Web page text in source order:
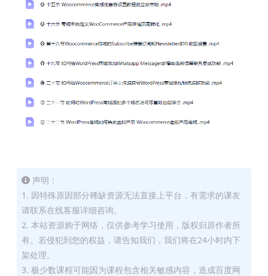
声明：
1. 因特殊原因部分稀缺资源无法直接上平台，有需求的课友
请联系在线客服详细咨询。
2. 本站资源购于网络，仅供参考学习使用，版权归原作者所
有。若侵犯到您的权益，请告知我们，我们将在24小时内下
架处理。
3. 极少数课程可能因为课程包含相关敏感内容，造成百度网